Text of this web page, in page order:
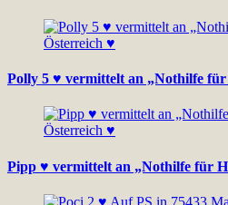
Polly 5 ♥ vermittelt an „Nothilfe
Pipp ♥ vermittelt an „Nothilfe für